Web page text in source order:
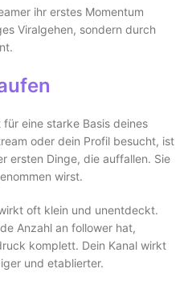
ihr erstes Momentum
Viralgehen, sondern durch
eine starke Basis deines
oder dein Profil besucht, ist
ersten Dinge, die auffallen. Sie
wirst.
oft klein und unentdeckt.
Anzahl an follower hat,
komplett. Dein Kanal wirkt
und etablierter.